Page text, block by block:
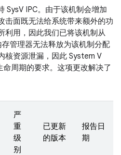
SysV IPC。由于该机制会增加
击面既无法给系统带来额外的功
利用，因此我们已将该机制从
管理器无法释放为该机制分配
核资源泄漏，因此 System V
命周期的要求。这项更改解决了
严
重
级
别
已更新
的版本
报告日
期